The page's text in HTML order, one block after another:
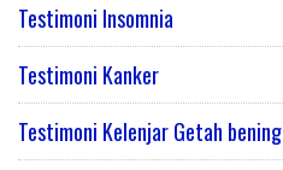
Testimoni Insomnia
Testimoni Kanker
Testimoni Kelenjar Getah bening